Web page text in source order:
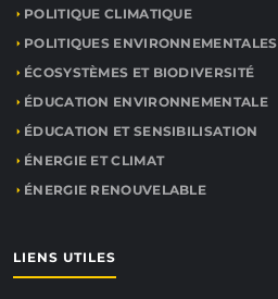
POLITIQUE CLIMATIQUE
POLITIQUES ENVIRONNEMENTALES
ÉCOSYSTÈMES ET BIODIVERSITÉ
ÉDUCATION ENVIRONNEMENTALE
ÉDUCATION ET SENSIBILISATION
ÉNERGIE ET CLIMAT
ÉNERGIE RENOUVELABLE
LIENS UTILES